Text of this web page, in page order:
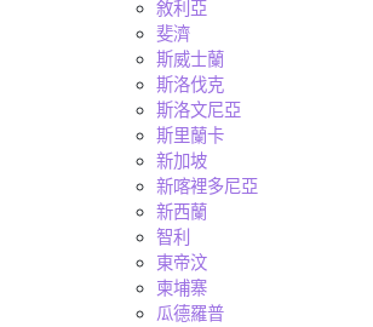
敘利亞
斐濟
斯威士蘭
斯洛伐克
斯洛文尼亞
斯里蘭卡
新加坡
新喀裡多尼亞
新西蘭
智利
東帝汶
柬埔寨
瓜德羅普